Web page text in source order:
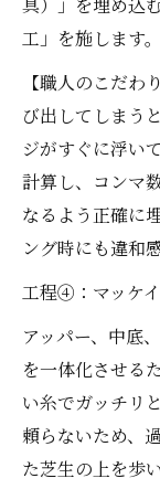
工」を施します。
【職人のこだ
び出してしまう
ジがすぐに浮い
計算し、コンマ
なるよう正確に
ング時にも違和
工程④：マッケ
アッパー、中底
を一体化させる
い糸でガッチリ
頼らないため、
た芝生の上を歩